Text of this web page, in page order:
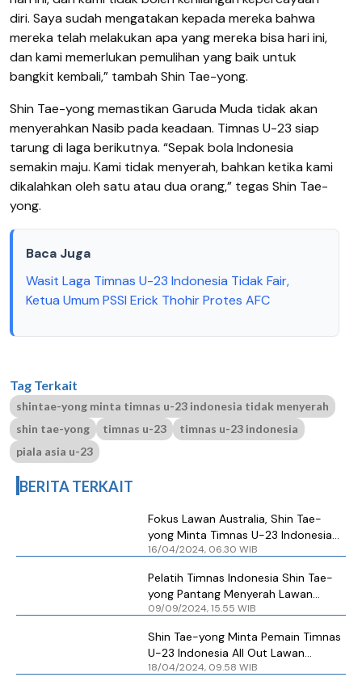
diri. Saya sudah mengatakan kepada mereka bahwa
mereka telah melakukan apa yang mereka bisa hari ini,
dan kami memerlukan pemulihan yang baik untuk
bangkit kembali,” tambah Shin Tae-yong.
Shin Tae-yong memastikan Garuda Muda tidak akan
menyerahkan Nasib pada keadaan. Timnas U-23 siap
tarung di laga berikutnya. “Sepak bola Indonesia
semakin maju. Kami tidak menyerah, bahkan ketika kami
dikalahkan oleh satu atau dua orang,” tegas Shin Tae-
yong.
Baca Juga
Wasit Laga Timnas U-23 Indonesia Tidak Fair,
Ketua Umum PSSI Erick Thohir Protes AFC
Tag Terkait
shintae-yong minta timnas u-23 indonesia tidak menyerah
shin tae-yong
timnas u-23
timnas u-23 indonesia
piala asia u-23
BERITA TERKAIT
Fokus Lawan Australia, Shin Tae-
yong Minta Timnas U-23 Indonesia
Tidak Menyerah
16/04/2024, 06.30 WIB
Pelatih Timnas Indonesia Shin Tae-
yong Pantang Menyerah Lawan
Australia
09/09/2024, 15.55 WIB
Shin Tae-yong Minta Pemain Timnas
U-23 Indonesia All Out Lawan
Australia
18/04/2024, 09.58 WIB